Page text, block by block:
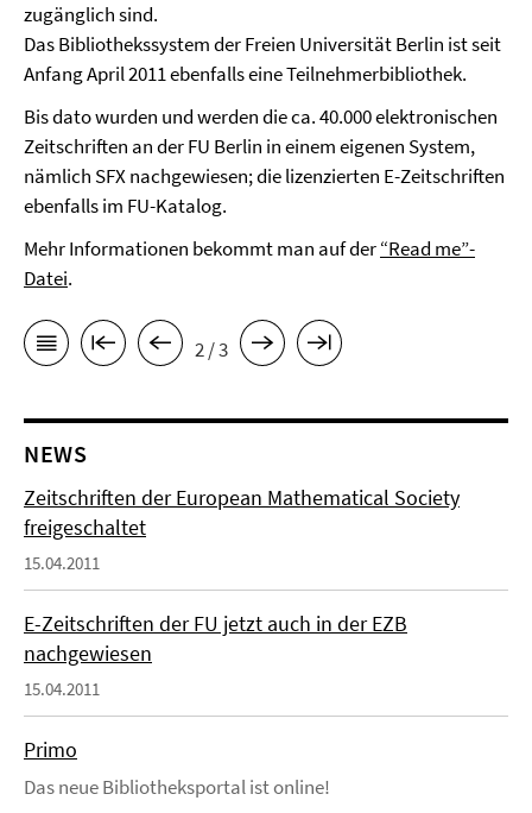
zugänglich sind.
Das Bibliothekssystem der Freien Universität Berlin ist seit
Anfang April 2011 ebenfalls eine Teilnehmerbibliothek.
Bis dato wurden und werden die ca. 40.000 elektronischen
Zeitschriften an der FU Berlin in einem eigenen System,
nämlich SFX nachgewiesen; die lizenzierten E-Zeitschriften
ebenfalls im FU-Katalog.
Mehr Informationen bekommt man auf der“Read me”-
Datei.
2 / 3
NEWS
Zeitschriften der European Mathematical Society
freigeschaltet
15.04.2011
E-Zeitschriften der FU jetzt auch in der EZB
nachgewiesen
15.04.2011
Primo
Das neue Bibliotheksportal ist online!